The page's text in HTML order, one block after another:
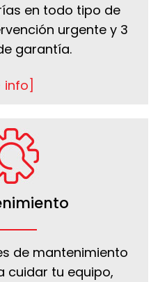
en todo tipo de
urgente y 3
garantía.
info]
de mantenimiento
cuidar tu equipo,